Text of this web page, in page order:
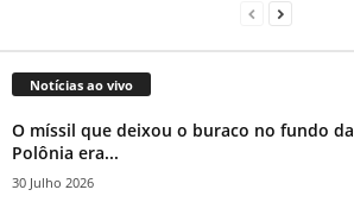
Notícias ao vivo
O míssil que deixou o buraco no fundo da
Polônia era...
30 Julho 2026